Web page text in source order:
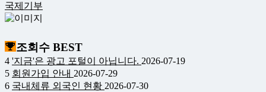
국제기부
조회수 BEST
4 '지금'은 광고 포털이 아닙니다. 2026-07-19
5 회원가입 안내 2026-07-29
6 국내체류 외국인 현황 2026-07-30